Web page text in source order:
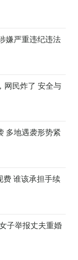
嫌严重违纪违法
网民炸了 安全与
多地遇袭形势紧
费 谁该承担手续
子举报丈夫重婚